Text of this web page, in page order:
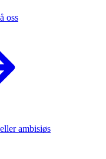
oss
ambisiøs